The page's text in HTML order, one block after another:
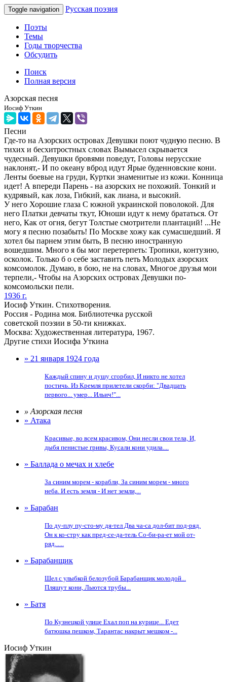
Toggle navigation Русская поэзия
Поэты
Темы
Годы творчества
Обсудить
Поиск
Полная версия
Азорская песня
Иосиф Уткин
Песни
Где-то на Азорских островах Девушки поют чудную песню. В
тихих и бесхитростных словах Вымысел скрывается
чудесный. Девушки бровями поведут, Головы нерусские
наклонят,- И по океану вброд идут Ярые буденновские кони.
Ленты боевые на груди, Куртки знаменитые из кожи. Конница
идет! А впереди Парень - на азорских не похожий. Тонкий и
кудрявый, как лоза, Гибкий, как лиана, и высокий.
У него Хорошие глаза С южной украинской поволокой. Для
него Платки девчаты ткут, Юноши идут к нему брататься. От
него, Как от огня, бегут Толстые смотрители плантаций! ...Не
могу я песню позабыть! По Москве хожу как сумасшедший. Я
хотел бы парнем этим быть, В песню иностранную
вошедшим. Много я бы мог перетерпеть: Тропики, контузию,
осколок. Только б о себе заставить петь Молодых азорских
комсомолок. Думаю, в бою, не на словах, Многое друзья мои
терпели,- Чтобы на Азорских островах Девушки по-
комсомольски пели.
1936 г.
Иосиф Уткин. Стихотворения.
Россия - Родина моя. Библиотечка русской
советской поэзии в 50-ти книжках.
Москва: Художественная литература, 1967.
Другие стихи Иосифа Уткина
» 21 января 1924 года
Каждый спину и душу сгорбил, И никто не хотел
постичь. Из Кремля прилетели скорби: "Двадцать
первого... умер... Ильич!"...
» Азорская песня
» Атака
Красивые, во всем красивом, Они несли свои тела, И,
дыбя пенистые гривы, Кусали кони удила....
» Баллада о мечах и хлебе
За синим морем - корабли, За синим морем - много
неба. И есть земля - И нет земли,...
» Барабан
По ду-плу пу-сто-му дя-тел Два ча-са дол-бит под-ряд.
Он к ко-стру как пред-се-да-тель Со-би-ра-ет мой от-
ряд......
» Барабанщик
Шел с улыбкой белозубой Барабанщик молодой...
Пляшут кони, Льются трубы...
» Батя
По Кузнецкой улице Ехал поп на курице... Едет
батюшка пешком, Тарантас накрыт мешком -...
Иосиф Уткин